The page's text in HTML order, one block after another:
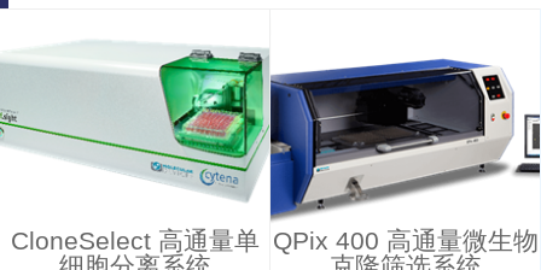
CloneSelect 高通量单 QPix 400 高通量微生物